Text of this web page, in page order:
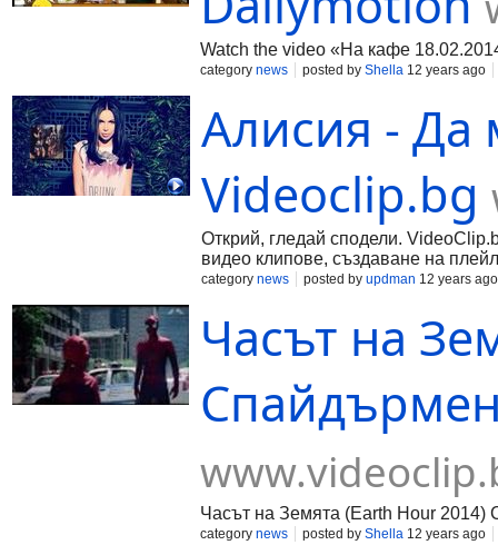
Watch the video «На кафе
category news posted by Shella 12 years ago
Алисия - Да
Videoclip.bg
Открий, гледай сподели.
видео клипове, създаване на
category news posted by updman 12 years ago
Часът на
Часът на Земята (Earth Hour
category news posted by Shella 12 years ago